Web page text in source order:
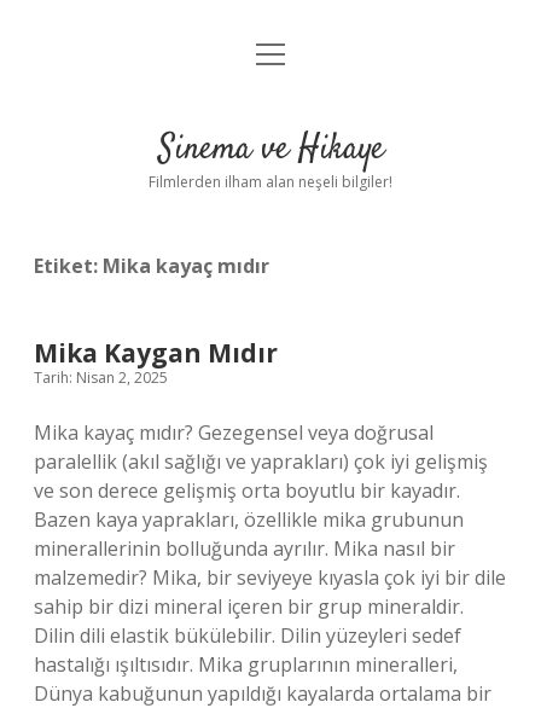
Gizlilik Politikası
Yasal Uyarı
menüyü
Sinema ve Hikaye
Filmlerden ilham alan neşeli bilgiler!
Etiket: Mika kayaç mıdır
Mika Kaygan Mıdır
Tarih: Nisan 2, 2025
Mika kayaç mıdır? Gezegensel veya doğrusal
paralellik (akıl sağlığı ve yaprakları) çok iyi gelişmiş
ve son derece gelişmiş orta boyutlu bir kayadır.
Bazen kaya yaprakları, özellikle mika grubunun
minerallerinin bolluğunda ayrılır. Mika nasıl bir
malzemedir? Mika, bir seviyeye kıyasla çok iyi bir dile
sahip bir dizi mineral içeren bir grup mineraldir.
Dilin dili elastik bükülebilir. Dilin yüzeyleri sedef
hastalığı ışıltısıdır. Mika gruplarının mineralleri,
Dünya kabuğunun yapıldığı kayalarda ortalama bir